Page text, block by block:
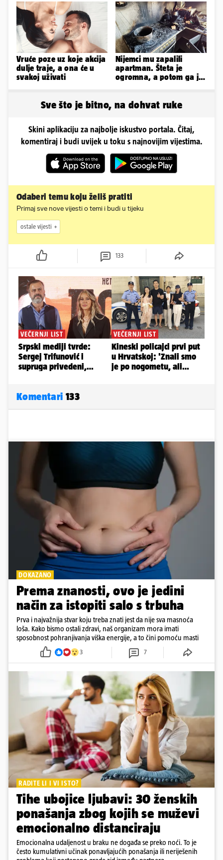
čuđenje
Vruće poze uz koje akcija
dulje traje, a ona će u
svakoj uživati
Nijemci mu zapalili
apartman. Šteta je
ogromna, a potom ga je
Sve što je bitno, na dohvat ruke
Skini aplikaciju za najbolje iskustvo portala. Čitaj,
komentiraj i budi uvijek u toku s najnovijim vijestima.
Odaberi temu koju želiš pratiti
Primaj sve nove vijesti o temi i budi u tijeku
ostale vijesti
133
Komentari 133
DOKAZANO
Prema znanosti, ovo je jedini
način za istopiti salo s trbuha
Prva i najvažnija stvar koju treba znati jest da nije sva masnoća
loša. Kako bismo ostali zdravi, naš organizam mora imati
sposobnost pohranjivanja viška energije, a to čini pomoću masti
3 7
RADITE LI I VI ISTO?
Tihe ubojice ljubavi: 30 ženskih
ponašanja zbog kojih se muževi
emocionalno distanciraju
Emocionalna udaljenost u braku ne događa se preko noći. To je
često kumulativni učinak ponavljajućih ponašanja ili neriješenih